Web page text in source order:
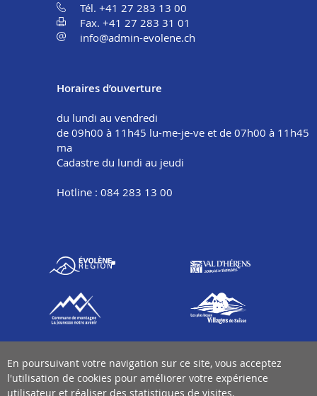
Tél. +41 27 283 13 00
Fax. +41 27 283 31 01
info@admin-evolene.ch
Horaires d’ouverture
du lundi au vendredi
de 09h00 à 11h45 lu-me-je-ve et de 07h00 à 11h45
ma
Cadastre du lundi au jeudi
Hotline : 084 283 13 00
En poursuivant votre navigation sur ce site, vous acceptez
l'utilisation de cookies pour améliorer votre expérience
utilisateur et réaliser des statistiques de visites.